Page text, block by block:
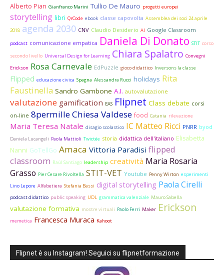
Alberto Pian Gianfranco Marini Tullio De Mauro progetti europei
storytelling libri QrCode ebook classe capovolta Assemblea dei soci 24 aprile
2018 agenda 2030 CNV Claudio Desiderio AI Google Classroom
podcast comunicazione empatica Daniela Di Donato STIT corso
secondo livello Universal Design for Learning Chiara Spalatro Convegni
Erickson Rosa Carnevale EdPuzzle gioco didattico Inversons la classe
Flipped educazione civica Spagna Alessandra Rucci holidays Rita
Faustinella Sandro Gambone A.I. autovalutazione
valutazione gamification EAS Flipnet Class debate corsi
on-line 8permille Chiesa Valdese food Catania rilevazione
Maria Teresa Natale disagio scolastico IC Matteo Ricci PNRR byod
Daniela Lucangeli Paola Mattioli Twictée storia didattica dell'italiano Elisabetta
Nanni GoTellGo Amaca Vittoria Paradisi flipped
classroom Raúl Santiago leadership creatività Maria Rosaria
Grasso Pier Cesare Rivoltella STIT-VET Youtube Penny Wirton esperimenti
Lino Lepore Alfabetiera Stefania Bassi digital storytelling Paola Cirelli
podcast didattico public speaking UDL grammatica valenziale Mauro Sabella
valutazione formativa mostre virtuali Paolo Ferri Maker Erickson
memetica Francesca Muraca Kahoot
Flipnet è su Instagram! Seguici su flipnetformazione